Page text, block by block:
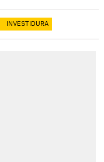
INVESTIDURA